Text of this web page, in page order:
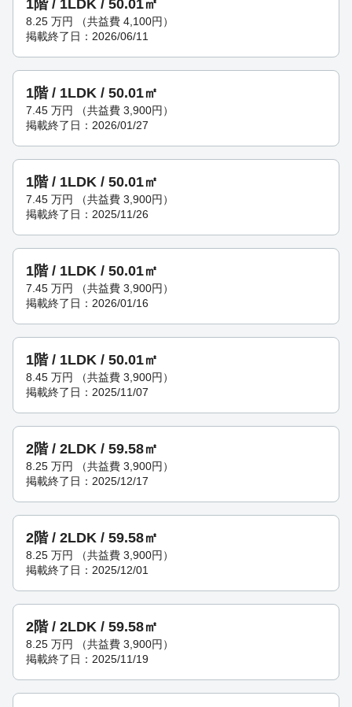
1階 / 1LDK / 50.01㎡
8.25 万円
（共益費 4,100円）
掲載終了日：2026/06/11
1階 / 1LDK / 50.01㎡
7.45 万円
（共益費 3,900円）
掲載終了日：2026/01/27
1階 / 1LDK / 50.01㎡
7.45 万円
（共益費 3,900円）
掲載終了日：2025/11/26
1階 / 1LDK / 50.01㎡
7.45 万円
（共益費 3,900円）
掲載終了日：2026/01/16
1階 / 1LDK / 50.01㎡
8.45 万円
（共益費 3,900円）
掲載終了日：2025/11/07
2階 / 2LDK / 59.58㎡
8.25 万円
（共益費 3,900円）
掲載終了日：2025/12/17
2階 / 2LDK / 59.58㎡
8.25 万円
（共益費 3,900円）
掲載終了日：2025/12/01
2階 / 2LDK / 59.58㎡
8.25 万円
（共益費 3,900円）
掲載終了日：2025/11/19